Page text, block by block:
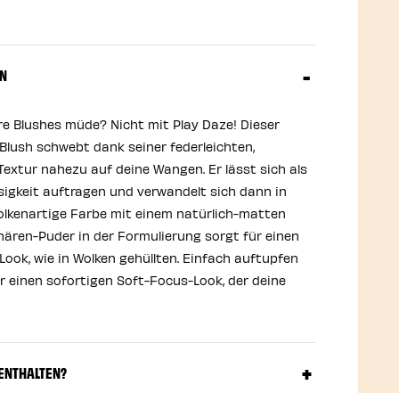
Blushes müde? Nicht mit Play Daze! Dieser
schwebt dank seiner federleichten,
nahezu auf deine Wangen. Er lässt sich als
auftragen und verwandelt sich dann in
Farbe mit einem natürlich-matten
Puder in der Formulierung sorgt für einen
wie in Wolken gehüllten. Einfach auftupfen
einen sofortigen Soft-Focus-Look, der deine